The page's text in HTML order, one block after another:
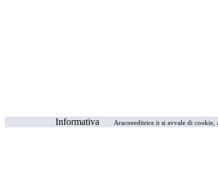
Informativa Aracneeditrice.it si avvale di